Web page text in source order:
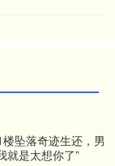
坠落奇迹生还，男
就是太想你了”